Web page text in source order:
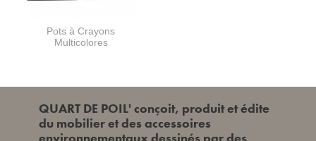
Pots à Crayons
Multicolores
QUART DE POIL' conçoit, produit et édite
du mobilier et des accessoires
environnementaux dessinés par des